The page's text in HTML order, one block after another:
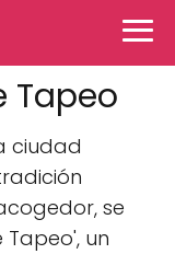
Tapeo
ciudad
se
un